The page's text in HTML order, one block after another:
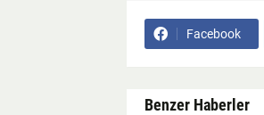
Facebook
Benzer Haberler